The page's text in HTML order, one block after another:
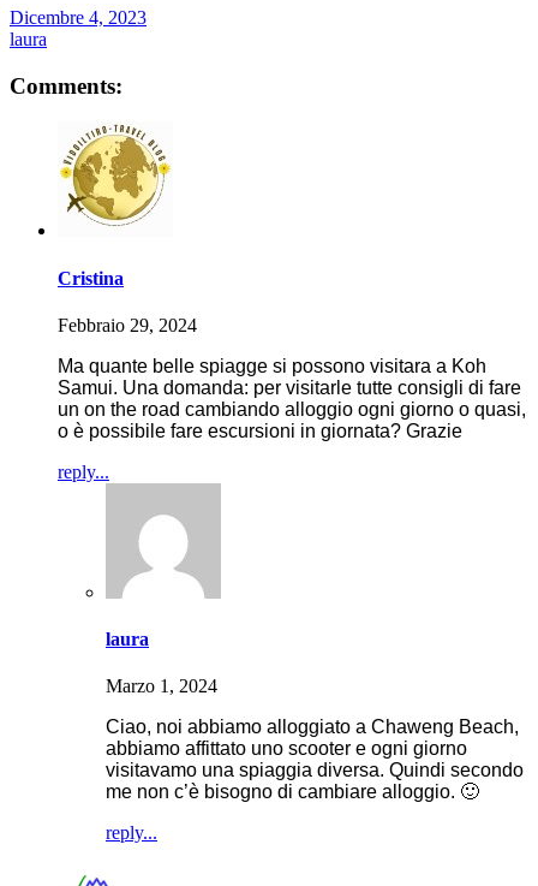
Dicembre 4, 2023
laura
Comments:
Cristina
Febbraio 29, 2024
Ma quante belle spiagge si possono visitara a Koh
Samui. Una domanda: per visitarle tutte consigli di fare
un on the road cambiando alloggio ogni giorno o quasi,
o è possibile fare escursioni in giornata? Grazie
reply...
laura
Marzo 1, 2024
Ciao, noi abbiamo alloggiato a Chaweng Beach,
abbiamo affittato uno scooter e ogni giorno
visitavamo una spiaggia diversa. Quindi secondo
me non c’è bisogno di cambiare alloggio. 🙂
reply...